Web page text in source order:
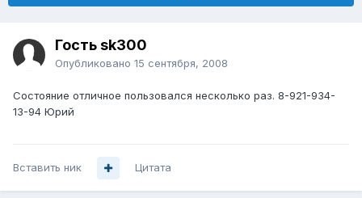
Гость sk300
Опубликовано 15 сентября, 2008
Состояние отличное пользовался несколько раз. 8-921-934-
13-94 Юрий
Вставить ник Цитата